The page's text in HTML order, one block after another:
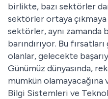
birlikte, bazı sektörler
sektörler ortaya çıkmaya
sektörler, aynı zamanda
barındırıyor. Bu
olanlar, gelecekte
Günümüz dünyasında,
mümkün
Bilgi Sistemleri ve